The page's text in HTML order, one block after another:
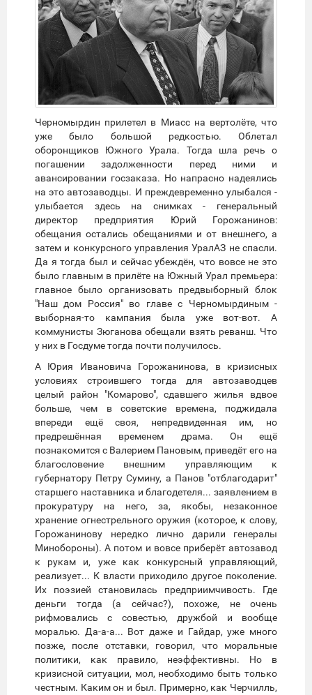
Черномырдин прилетел в Миасс на вертолёте, что
уже было большой редкостью. Облетал
оборонщиков Южного Урала. Тогда шла речь о
погашении задолженности перед ними и
авансировании госзаказа. Но напрасно надеялись
на это автозаводцы. И преждевременно улыбался -
улыбается здесь на снимках - генеральный
директор предприятия Юрий Горожанинов:
обещания остались обещаниями и от внешнего, а
затем и конкурсного управления УралАЗ не спасли.
Да я тогда был и сейчас убеждён, что вовсе не это
было главным в прилёте на Южный Урал премьера:
главное было организовать предвыборный блок
"Наш дом Россия" во главе с Черномырдиным -
выборная-то кампания была уже вот-вот. А
коммунисты Зюганова обещали взять реванш. Что
у них в Госдуме тогда почти получилось.
А Юрия Ивановича Горожанинова, в кризисных
условиях строившего тогда для автозаводцев
целый район "Комарово", сдавшего жилья вдвое
больше, чем в советские времена, поджидала
впереди ещё своя, непредвиденная им, но
предрешённая временем драма. Он ещё
познакомится с Валерием Пановым, приведёт его на
благословение внешним управляющим к
губернатору Петру Сумину, а Панов "отблагодарит"
старшего наставника и благодетеля... заявлением в
прокуратуру на него, за, якобы, незаконное
хранение огнестрельного оружия (которое, к слову,
Горожанинову нередко лично дарили генералы
Минобороны). А потом и вовсе приберёт автозавод
к рукам и, уже как конкурсный управляющий,
реализует... К власти приходило другое поколение.
Их поэзией становилась предприимчивость. Где
деньги тогда (а сейчас?), похоже, не очень
рифмовались с совестью, дружбой и вообще
моралью. Да-а-а... Вот даже и Гайдар, уже много
позже, после отставки, говорил, что моральные
политики, как правило, неэффективны. Но в
кризисной ситуации, мол, необходимо быть только
честным. Каким он и был. Примерно, как Черчилль,